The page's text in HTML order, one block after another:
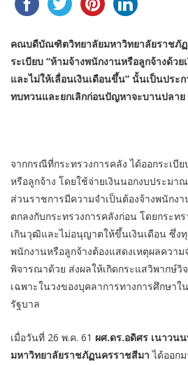
คณบดีบัณฑิตวิทยาลัยมหาวิทยาลัยราชภั
ระเบียบ “ห้ามจ้างพนักงานหรือลูกจ้างด้ว
และไม่ให้เลื่อนเงินเดือนขึ้น” นั้นเป็นประ
ทบทวนและยกเลิกก่อนปัญหาจะบานปลาย
จากกรณีที่กระทรวงการคลัง ได้ออกระเบี
หรือลูกจ้าง โดยใช้จ่ายเงินนอกงบประมา
ส่วนราชการมีความจำเป็นต้องจ้างพนักง
ตกลงกับกระทรวงการคลังก่อน โดยกระท
เกินวุฒิและไม่อนุญาตให้ขึ้นเงินเดือน ซึ่ง
พนักงานหรือลูกจ้างต้องแสดงเหตุผลความ
พิจารณาด้วย ส่งผลให้เกิดกระแสวิพากษ์วิ
เฉพาะในวงของบุคลาการทางการศึกษา
รัฐบาล
เมื่อวันที่ 26 พ.ค. 61 ผศ.ดร.อดิศร เนาว
มหาวิทยาลัยราชภัฏนครราชสีมา ได้ออก